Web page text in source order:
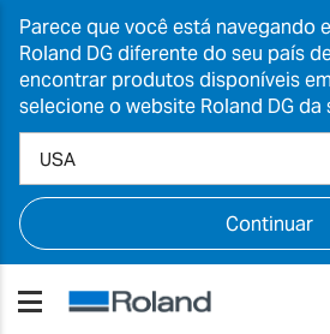
Parece que você está navegando
Roland DG diferente do seu país
encontrar produtos disponíveis
selecione o website Roland DG da
Continuar